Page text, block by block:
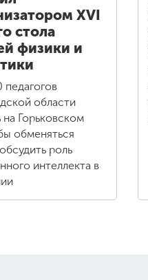
XVI
стола
физики и
области
на Горьковском
обменяться
роль
интеллекта в